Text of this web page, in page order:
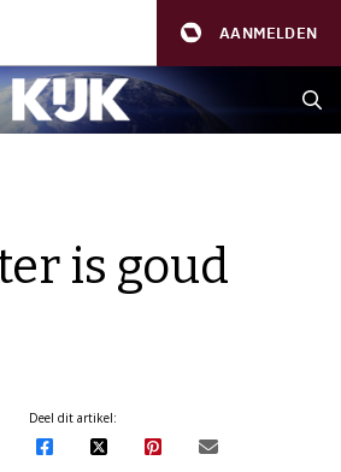
AANMELDEN
is goud
Deel dit artikel: